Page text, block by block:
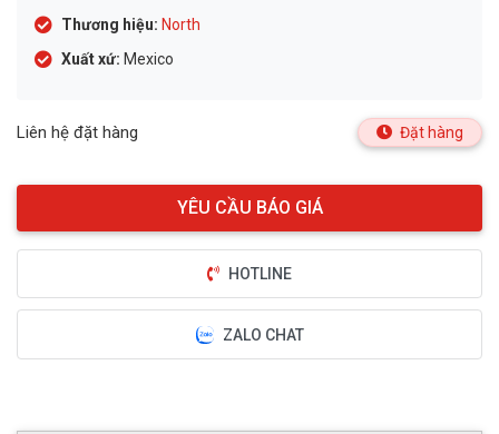
Thương hiệu: North
Xuất xứ: Mexico
Liên hệ đặt hàng Đặt hàng
HOTLINE
ZALO CHAT